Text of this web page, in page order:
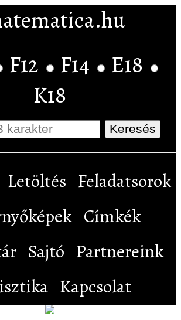
F12 F14
E18
K18
Letöltés Feladatsorok
Címkék
Sajtó Partnereink
Kapcsolat